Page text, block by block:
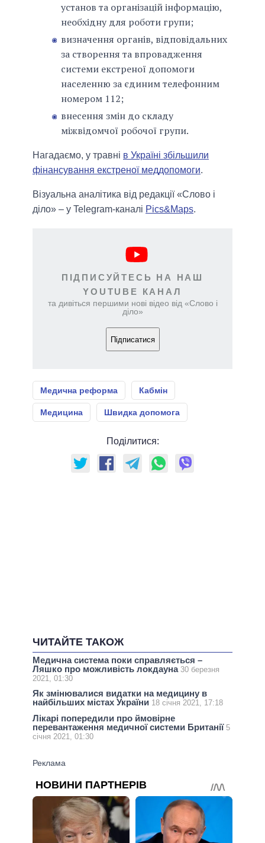
установ та організацій інформацію,
необхідну для роботи групи;
визначення органів, відповідальних
за створення та впровадження
системи екстреної допомоги
населенню за єдиним телефонним
номером 112;
внесення змін до складу
міжвідомчої робочої групи.
Нагадаємо, у травні в Україні збільшили
фінансування екстреної меддопомоги.
Візуальна аналітика від редакції «Слово і
діло» – у Telegram-каналі Pics&Maps.
ПІДПИСУЙТЕСЬ НА НАШ
YOUTUBE КАНАЛ
та дивіться першими нові відео від «Слово і
діло»
Підписатися
Медична реформа Кабмін
Медицина Швидка допомога
Поділитися:
ЧИТАЙТЕ ТАКОЖ
Медична система поки справляється –
Ляшко про можливість локдауна 30 березня
2021, 01:30
Як змінювалися видатки на медицину в
найбільших містах України 18 січня 2021, 17:18
Лікарі попередили про ймовірне
перевантаження медичної системи Британії 5
січня 2021, 01:30